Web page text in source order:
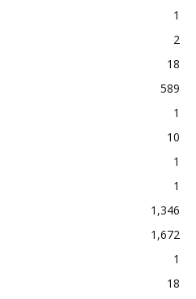
1
2
18
589
1
10
1
1
1,346
1,672
1
18